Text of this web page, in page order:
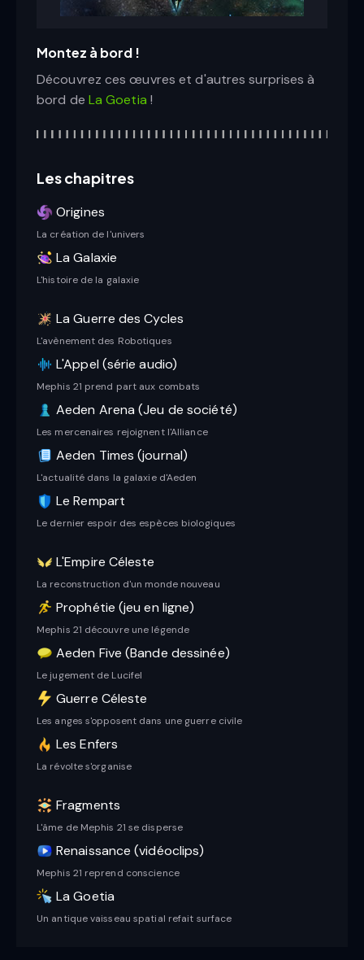
Montez à bord !
Découvrez ces œuvres et d'autres surprises à
bord de La Goetia !
Les chapitres
Origines
La création de l'univers
La Galaxie
L'histoire de la galaxie
La Guerre des Cycles
L'avènement des Robotiques
L'Appel (série audio)
Mephis 21 prend part aux combats
Aeden Arena (Jeu de société)
Les mercenaires rejoignent l'Alliance
Aeden Times (journal)
L'actualité dans la galaxie d'Aeden
Le Rempart
Le dernier espoir des espèces biologiques
L'Empire Céleste
La reconstruction d'un monde nouveau
Prophétie (jeu en ligne)
Mephis 21 découvre une légende
Aeden Five (Bande dessinée)
Le jugement de Lucifel
Guerre Céleste
Les anges s'opposent dans une guerre civile
Les Enfers
La révolte s'organise
Fragments
L'âme de Mephis 21 se disperse
Renaissance (vidéoclips)
Mephis 21 reprend conscience
La Goetia
Un antique vaisseau spatial refait surface